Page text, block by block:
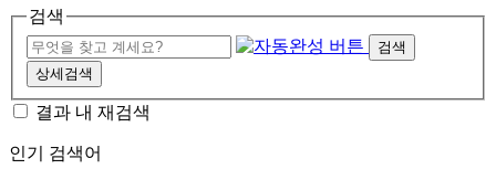
검색
검색
상세검색
결과 내 재검색
인기 검색어